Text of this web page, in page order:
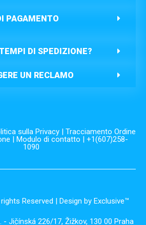
PAGAMENTO
DI SPEDIZIONE?
UN RECLAMO
sulla Privacy | Tracciamento Ordine
| Modulo di contatto | +1(607)258-
1090
Reserved | Design by Exclusive™️
- Jičínská 226/17, Žižkov, 130 00 Praha